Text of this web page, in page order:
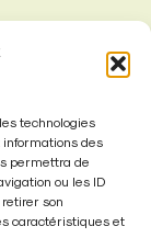
technologies
des
permettra de
ou les ID
son
caractéristiques et